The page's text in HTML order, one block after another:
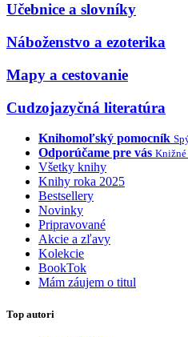
Učebnice a slovníky
Náboženstvo a ezoterika
Mapy a cestovanie
Cudzojazyčná literatúra
Knihomoľský pomocník
Odporúčame pre vás Knižné
Všetky knihy
Knihy roka 2025
Bestsellery
Novinky
Pripravované
Akcie a zľavy
Kolekcie
BookTok
Mám záujem o titul
Top autori